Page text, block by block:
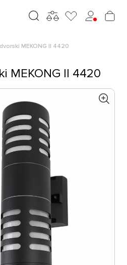
MEKONG II 4420
MEKONG II 4420